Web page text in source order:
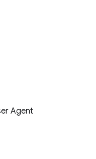
Agent